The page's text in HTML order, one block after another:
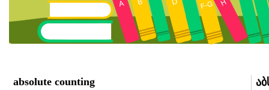
absolute counting